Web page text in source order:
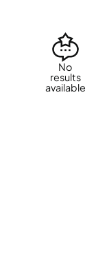
No
results
available